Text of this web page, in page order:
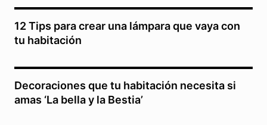
12 Tips para crear una lámpara que vaya con
tu habitación
Decoraciones que tu habitación necesita si
amas ‘La bella y la Bestia’